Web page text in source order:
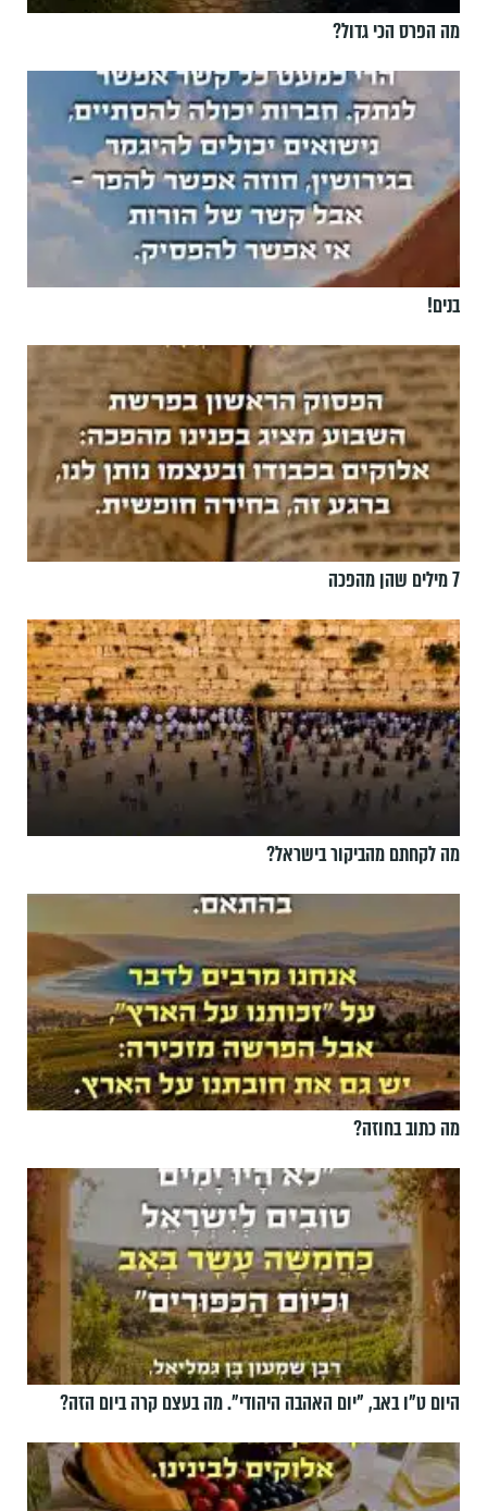
מה הפרס הכי גדול?
בנים!
7 מילים שהן מהפכה
מה לקחתם מהביקור בישראל?
מה כתוב בחוזה?
היום ט"ו באב, ”יום האהבה היהודי". מה בעצם קרה ביום הזה?